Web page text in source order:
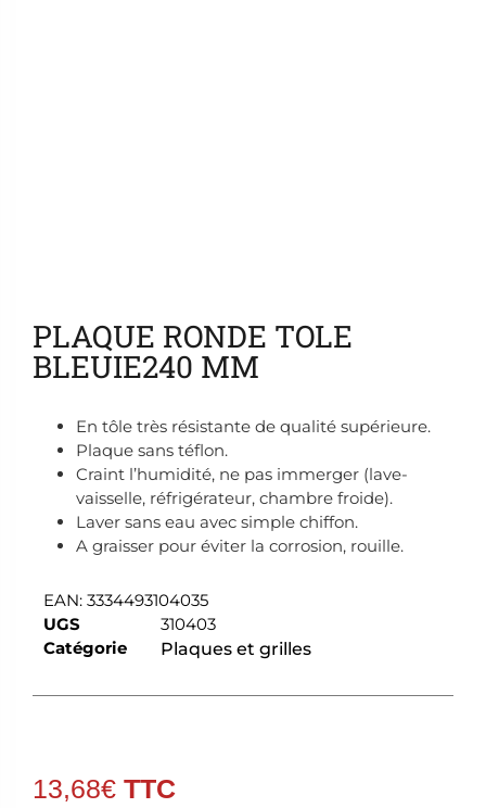
PLAQUE RONDE TOLE
BLEUIE240 MM
En tôle très résistante de qualité supérieure.
Plaque sans téflon.
Craint l’humidité, ne pas immerger (lave-
vaisselle, réfrigérateur, chambre froide).
Laver sans eau avec simple chiffon.
A graisser pour éviter la corrosion, rouille.
EAN: 3334493104035
UGS
310403
Catégorie
Plaques et grilles
13,68€